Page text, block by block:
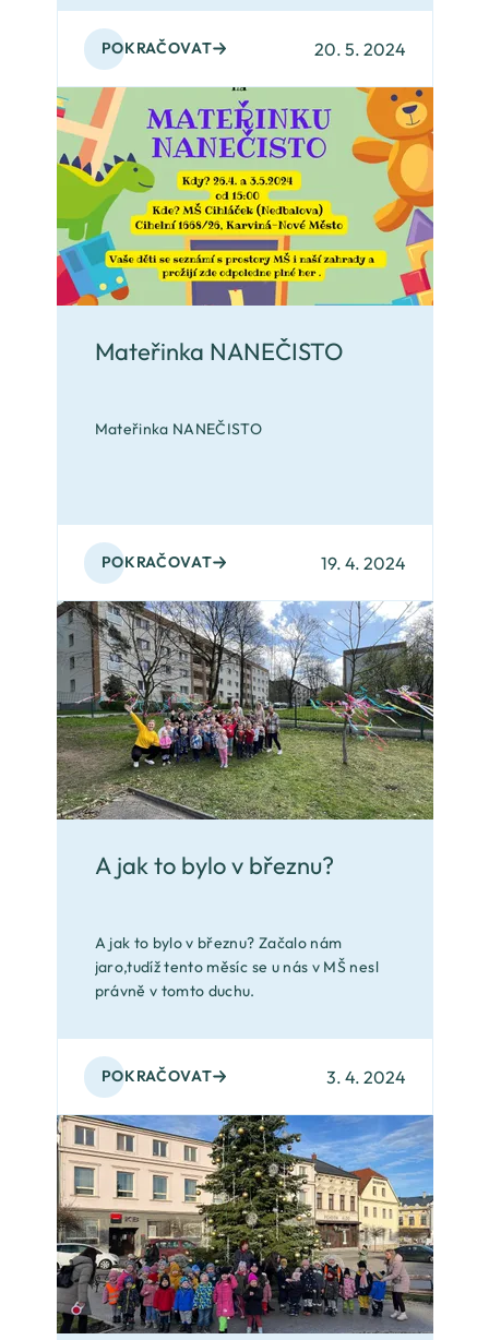
POKRAČOVAT 20. 5. 2024
Mateřinka NANEČISTO
Mateřinka NANEČISTO
POKRAČOVAT 19. 4. 2024
A jak to bylo v březnu?
A jak to bylo v březnu? Začalo nám
jaro,tudíž tento měsíc se u nás v MŠ nesl
právně v tomto duchu.
POKRAČOVAT 3. 4. 2024